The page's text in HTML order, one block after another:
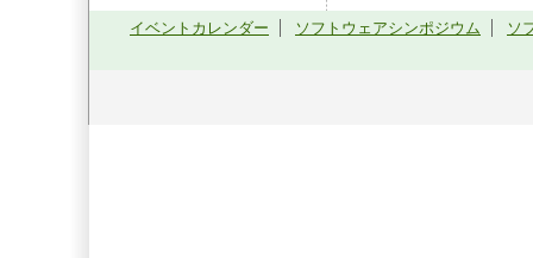
イベントカレンダー ソフトウェアシンポジウム ソ